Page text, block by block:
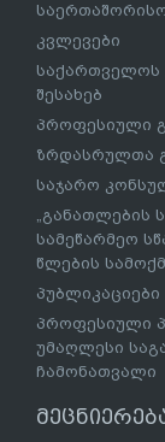
კვლევები
საქართველოს
შესახებ
პროფესიული
ზრდასრულთა
საჯარო
„განათლების
სამეწარმეო
წლების
პუბლიკაციები
პროფესიული
უმაღლესი
ჩამონათვალი